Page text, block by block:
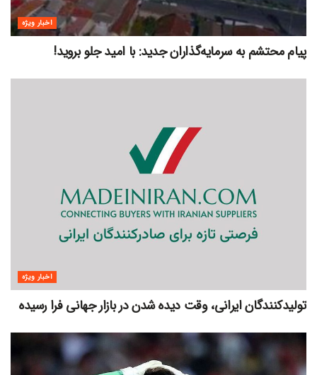
اخبار ویژه
پیام محتشم به سرمایه‌گذاران جدید: با امید جلو بروید!
اخبار ویژه
تولیدکنندگان ایرانی، وقت دیده شدن در بازار جهانی فرا رسیده